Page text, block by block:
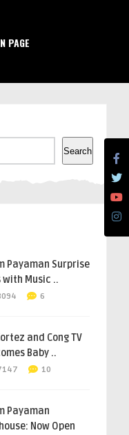
PAGE
Search
Payaman Surprise
with Music ..
6
and Cong TV
Baby ..
10
Payaman
Now Open